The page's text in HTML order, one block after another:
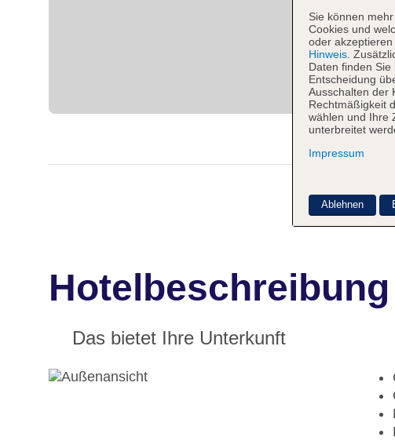
Das bietet Ihre Unterkunft
Sie können
Cookies und
oder
Hinweis .
Daten finden Sie
Entscheidung
Ausschalten der
Rechtmäßigkeit
wählen und Ihre
unterbreitet
Impressum
Ablehnen